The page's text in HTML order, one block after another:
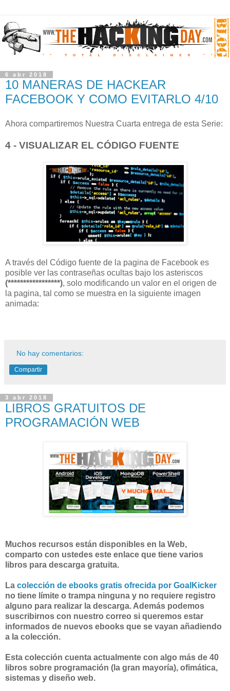
6 abr 2018
10 MANERAS DE HACKEAR
FACEBOOK Y COMO EVITARLO 4/10
Ahora compartiremos Nuestra Cuarta entrega de esta Serie:
4 - VISUALIZAR EL CÓDIGO FUENTE
A través del Código fuente de la pagina de Facebook es
posible ver las contraseñas ocultas bajo los asteriscos
(*****************), solo modificando un valor en el origen de
la pagina, tal como se muestra en la siguiente imagen
animada:
No hay comentarios:
Compartir
3 abr 2018
LIBROS GRATUITOS DE
PROGRAMACIÓN WEB
Muchos recursos están disponibles en la Web,
comparto con ustedes este enlace que tiene varios
libros para descarga gratuita.
La colección de ebooks gratis ofrecida por GoalKicker
no tiene límite o trampa ninguna y no requiere registro
alguno para realizar la descarga. Además podemos
suscribirnos con nuestro correo si queremos estar
informados de nuevos ebooks que se vayan añadiendo
a la colección.
Esta colección cuenta actualmente con algo más de 40
libros sobre programación (la gran mayoría), ofimática,
sistemas y diseño web.